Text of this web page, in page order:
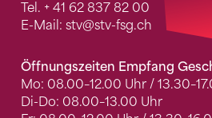
Tel. + 41 62 837 82 00
E-Mail: stv@stv-fsg.ch
Öffnungszeiten Empfang
Mo: 08.00–12.00 Uhr /
Di-Do: 08.00–13.00 Uhr